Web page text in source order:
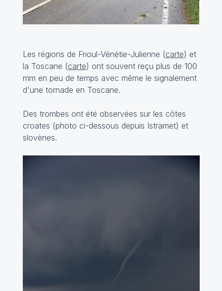
Les régions de Frioul-Vénétie-Julienne (carte) et
la Toscane (carte) ont souvent reçu plus de 100
mm en peu de temps avec même le signalement
d'une tornade en Toscane.
Des trombes ont été observées sur les côtes
croates (photo ci-dessous depuis Istramet) et
slovènes.